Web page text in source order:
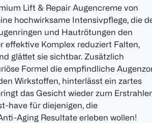
Lift & Repair Augencreme von
hochwirksame Intensivpflege, die
und Hautrötungen den
effektive Komplex reduziert Falten,
glättet sie sichtbar. Zusätzlich
Formel die empfindliche
Wirkstoffen, hinterlässt ein zartes
das Gesicht wieder zum
have für diejenigen, die
Aging Resultate erleben wollen!